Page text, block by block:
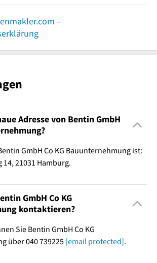
–
Adresse von Bentin GmbH
GmbH Co KG Bauunternehmung ist:
14, 21031 Hamburg.
GmbH Co KG
kontaktieren?
Sie Bentin GmbH Co KG
über 040 739225 [email protected].